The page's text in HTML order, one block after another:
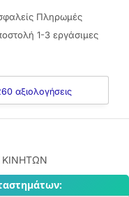
Πληρωμές
1-3 εργάσιμες
αξιολογήσεις